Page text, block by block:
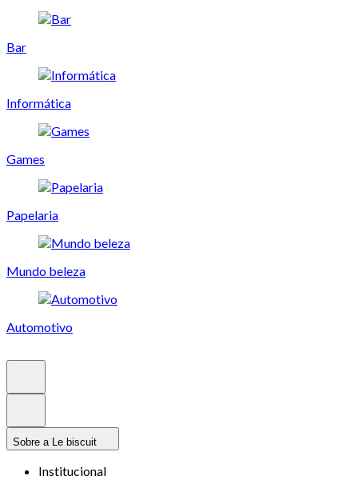
Bar
Informática
Games
Papelaria
Mundo beleza
Automotivo
Sobre a Le biscuit
Institucional